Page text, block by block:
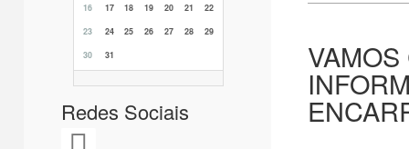
16
17 18 19 20 21
22
23
24 25 26 27 28
29
30
31
Redes Sociais